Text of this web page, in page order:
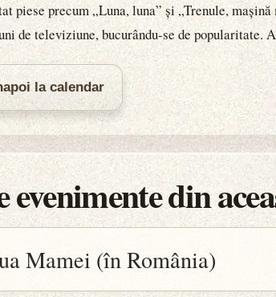
piese precum „Luna, luna” și „Trenule,
de televiziune, bucurându-se de popularitate.
la calendar
evenimente din
Mamei (în România)